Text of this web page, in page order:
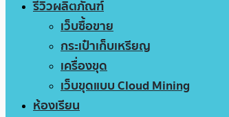
รีวิวผลิตภัณฑ์
เว็บซื้อขาย
กระเป๋าเก็บเหรียญ
เครื่องขุด
เว็บขุดแบบ Cloud Mining
ห้องเรียน